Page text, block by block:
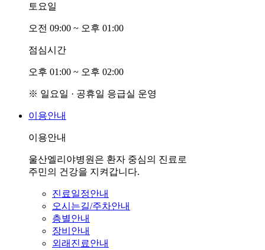
토요일
오전 09:00 ~ 오후 01:00
점심시간
오후 01:00 ~ 오후 02:00
※ 일요일 · 공휴일 응급실 운영
이용안내
이용안내
울산엘리야병원은 환자 중심의 진료로
주민의 건강을 지켜갑니다.
진료일정안내
오시는길/주차안내
층별안내
장비안내
외래진료안내